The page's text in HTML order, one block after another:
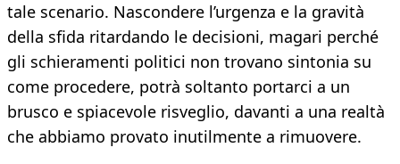
tale scenario. Nascondere l’urgenza e la gravità
della sfida ritardando le decisioni, magari perché
gli schieramenti politici non trovano sintonia su
come procedere, potrà soltanto portarci a un
brusco e spiacevole risveglio, davanti a una realtà
che abbiamo provato inutilmente a rimuovere.